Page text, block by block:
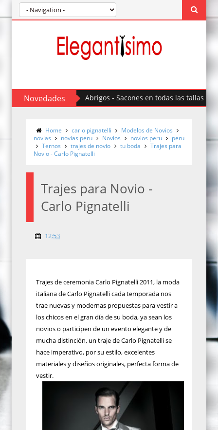
NovedadesAbrigos - Sacones en todas las tallas
Home carlo pignatelli
Modelos de Novios
novias
novias peru Novios novios peru
peru
Ternos
trajes de novio tu boda
Trajes para
Novio - Carlo Pignatelli
Trajes para Novio -
Carlo Pignatelli
12:53
Trajes de ceremonia Carlo Pignatelli 2011, la moda
italiana de Carlo Pignatelli cada temporada nos
trae nuevas y modernas propuestas para vestir a
los chicos en el gran día de su boda, ya sean los
novios o participen de un evento elegante y de
mucha distinción, un traje de Carlo Pignatelli se
hace imperativo, por su estilo, excelentes
materiales y diseños originales, perfecta forma de
vestir.